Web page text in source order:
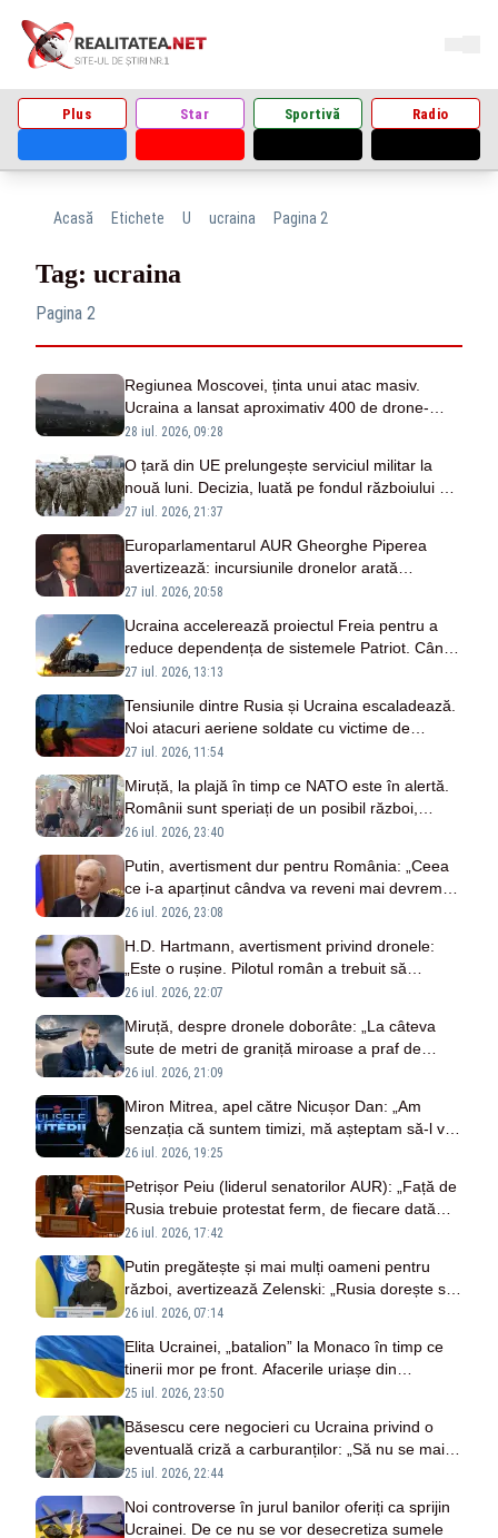
Plus Star Sportivă Radio
Acasă Etichete U ucraina Pagina 2
Tag: ucraina
Pagina 2
Regiunea Moscovei, ținta unui atac masiv.
Ucraina a lansat aproximativ 400 de drone-
FOTO
28 iul. 2026, 09:28
O țară din UE prelungește serviciul militar la
nouă luni. Decizia, luată pe fondul războiului din
Ucraina
27 iul. 2026, 21:37
Europarlamentarul AUR Gheorghe Piperea
avertizează: incursiunile dronelor arată
escaladarea războiului din Ucraina
27 iul. 2026, 20:58
Ucraina accelerează proiectul Freia pentru a
reduce dependența de sistemele Patriot. Când
ar putea fi testat primul prototip
27 iul. 2026, 13:13
Tensiunile dintre Rusia și Ucraina escaladează.
Noi atacuri aeriene soldate cu victime de
ambele părți
27 iul. 2026, 11:54
Miruță, la plajă în timp ce NATO este în alertă.
Românii sunt speriați de un posibil război,
ministrul Apărării stă în vacanță
26 iul. 2026, 23:40
Putin, avertisment dur pentru România: „Ceea
ce i-a aparținut cândva va reveni mai devreme
sau mai târziu la normal din punct de vedere
26 iul. 2026, 23:08
H.D. Hartmann, avertisment privind dronele:
„Este o rușine. Pilotul român a trebuit să
identifice vizual ținta”
26 iul. 2026, 22:07
Miruță, despre dronele doborâte: „La câteva
sute de metri de graniță miroase a praf de
pușcă și se moare”
26 iul. 2026, 21:09
Miron Mitrea, apel către Nicușor Dan: „Am
senzația că suntem timizi, mă așteptam să-l văd
imediat pe șeful statului țipând la președintele
26 iul. 2026, 19:25
Petrișor Peiu (liderul senatorilor AUR): „Față de
Rusia trebuie protestat ferm, de fiecare dată
când drone rusești intră în spațiul nostru aerian”
26 iul. 2026, 17:42
Putin pregătește și mai mulți oameni pentru
război, avertizează Zelenski: „Rusia dorește să
primească încă 30.000 de militari din Coreea de
26 iul. 2026, 07:14
Elita Ucrainei, „batalion” la Monaco în timp ce
tinerii mor pe front. Afacerile uriașe din
România ale oligarhilor ucraineni
25 iul. 2026, 23:50
Băsescu cere negocieri cu Ucraina privind o
eventuală criză a carburanților: „Să nu se mai
joace cu dronele când e vorba de interes
25 iul. 2026, 22:44
Noi controverse în jurul banilor oferiți ca sprijin
Ucrainei. De ce nu se vor desecretiza sumele